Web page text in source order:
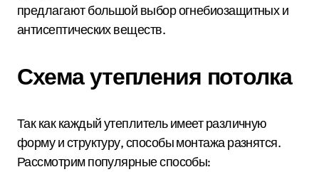
предлагают большой выбор огнебиозащитных и
антисептических веществ.
Схема утепления потолка
Так как каждый утеплитель имеет различную
форму и структуру, способы монтажа разнятся.
Рассмотрим популярные способы: